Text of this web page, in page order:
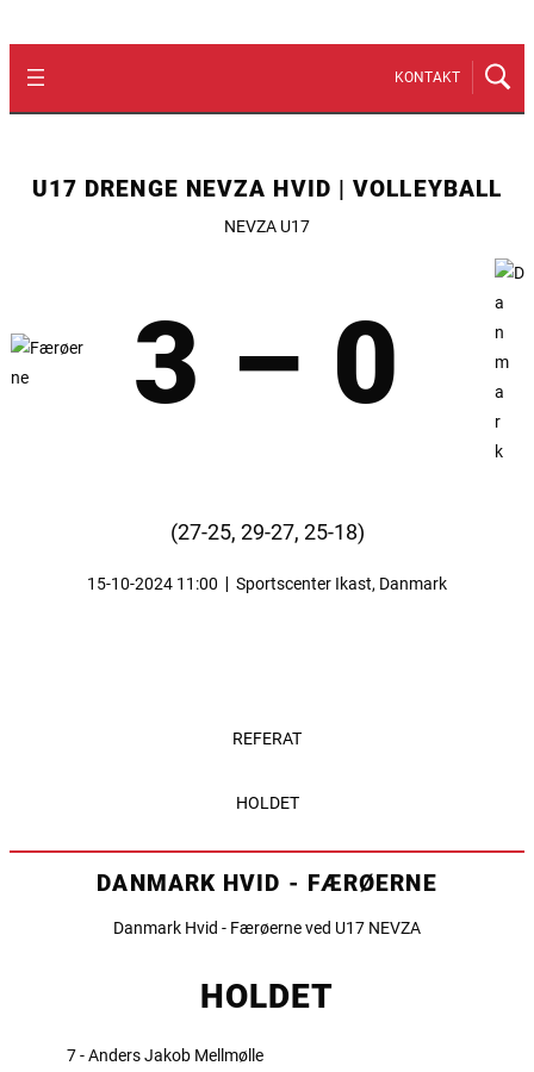
KONTAKT
U17 DRENGE NEVZA HVID | VOLLEYBALL
NEVZA U17
3 – 0
(27-25, 29-27, 25-18)
15-10-2024 11:00 Sportscenter Ikast, Danmark
REFERAT
HOLDET
DANMARK HVID - FÆRØERNE
Danmark Hvid - Færøerne ved U17 NEVZA
HOLDET
7 - Anders Jakob Mellmølle